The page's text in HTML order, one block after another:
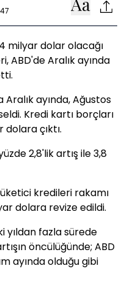
milyar dolar olacağı
ABD'de Aralık ayında
ayında, Ağustos
Kredi kartı borçları
dolara çıktı.
2,8'lik artış ile 3,8
kredileri rakamı
dolara revize edildi.
yıldan fazla sürede
öncülüğünde; ABD
ayında olduğu gibi